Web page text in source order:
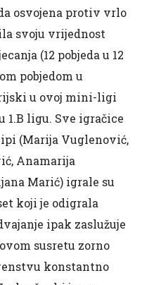
osvojena protiv vrlo
svoju vrijednost
(12 pobjeda u 12
pobjedom u
u ovoj mini-ligi
1.B ligu. Sve igračice
(Marija Vuglenović,
Anamarija
Marić) igrale su
koji je odigrala
ipak zaslužuje
susretu zorno
konstantno